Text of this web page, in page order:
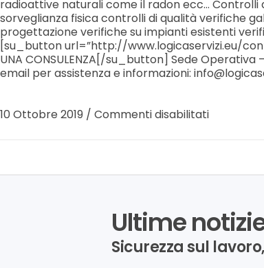
radioattive naturali come il radon ecc… Controlli
sorveglianza fisica controlli di qualità verifiche
progettazione verifiche su impianti esistenti
[su_button url=”http://www.logicaservizi.eu/
UNA CONSULENZA[/su_button] Sede
email per assistenza e informazioni:
10 Ottobre 2019 / Commenti disabilitati
Ultime
Sicurezza sul